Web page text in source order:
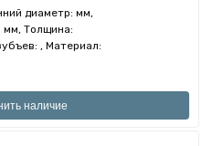
диаметр: мм,
Толщина:
, Материал:
наличие